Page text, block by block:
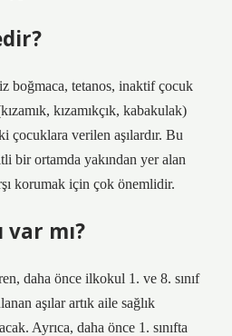
boğmaca, tetanos, inaktif çocuk
kızamıkçık, kabakulak)
çocuklara verilen aşılardır. Bu
bir ortamda yakından yer alan
korumak için çok önemlidir.
var mı?
daha önce ilkokul 1. ve 8. sınıf
aşılar artık aile sağlık
Ayrıca, daha önce 1. sınıfta